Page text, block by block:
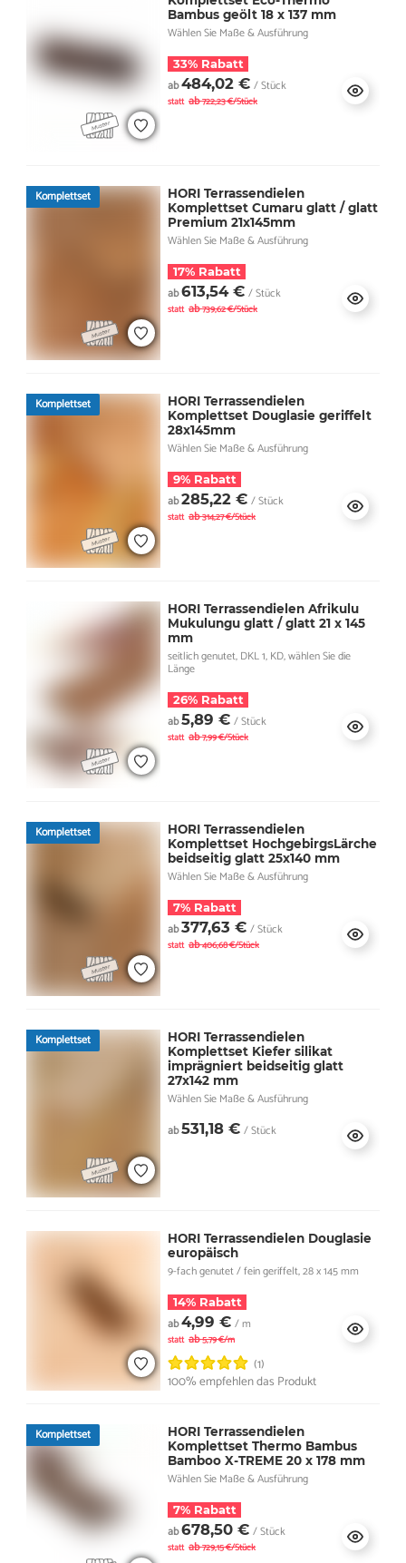
Bambus geölt 18 x 137 mm
Wählen Sie Maße & Ausführung
33% Rabatt
ab484,02 € / Stück
statt ab722,23 €/Stück
Komplettset
HORI Terrassendielen
Komplettset Cumaru glatt / glatt
Premium 21x145mm
Wählen Sie Maße & Ausführung
17% Rabatt
ab613,54 € / Stück
statt ab739,62 €/Stück
Komplettset
HORI Terrassendielen
Komplettset Douglasie geriffelt
28x145mm
Wählen Sie Maße & Ausführung
9% Rabatt
ab285,22 € / Stück
statt ab314,27 €/Stück
HORI Terrassendielen Afrikulu
Mukulungu glatt / glatt 21 x 145
mm
seitlich genutet, DKL 1, KD, wählen Sie die
Länge
26% Rabatt
ab5,89 € / Stück
statt ab7,99 €/Stück
Komplettset
HORI Terrassendielen
Komplettset HochgebirgsLärche
beidseitig glatt 25x140 mm
Wählen Sie Maße & Ausführung
7% Rabatt
ab377,63 € / Stück
statt ab406,68 €/Stück
Komplettset
HORI Terrassendielen
Komplettset Kiefer silikat
imprägniert beidseitig glatt
27x142 mm
Wählen Sie Maße & Ausführung
ab531,18 € / Stück
HORI Terrassendielen Douglasie
europäisch
9-fach genutet / fein geriffelt, 28 x 145 mm
14% Rabatt
ab4,99 € / m
statt ab5,79 €/m
(1)
100% empfehlen das Produkt
Komplettset
HORI Terrassendielen
Komplettset Thermo Bambus
Bamboo X-TREME 20 x 178 mm
Wählen Sie Maße & Ausführung
7% Rabatt
ab678,50 € / Stück
statt ab729,15 €/Stück